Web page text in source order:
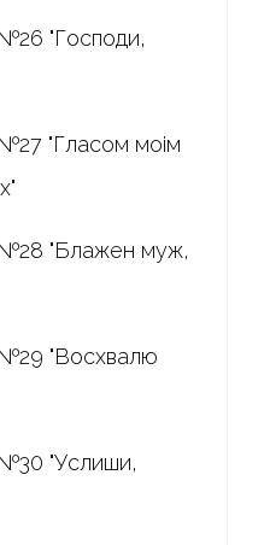
"Господи,
"Гласом моім
"Блажен муж,
"Восхвалю
"Услиши,